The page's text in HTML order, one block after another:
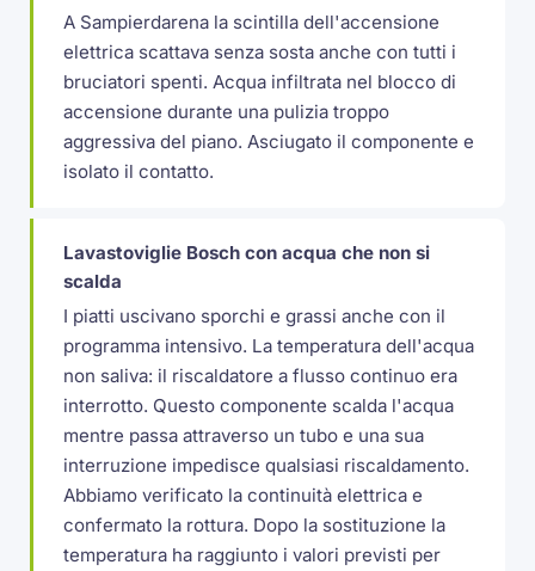
A Sampierdarena la scintilla dell'accensione
elettrica scattava senza sosta anche con tutti i
bruciatori spenti. Acqua infiltrata nel blocco di
accensione durante una pulizia troppo
aggressiva del piano. Asciugato il componente e
isolato il contatto.
Lavastoviglie Bosch con acqua che non si
scalda
I piatti uscivano sporchi e grassi anche con il
programma intensivo. La temperatura dell'acqua
non saliva: il riscaldatore a flusso continuo era
interrotto. Questo componente scalda l'acqua
mentre passa attraverso un tubo e una sua
interruzione impedisce qualsiasi riscaldamento.
Abbiamo verificato la continuità elettrica e
confermato la rottura. Dopo la sostituzione la
temperatura ha raggiunto i valori previsti per